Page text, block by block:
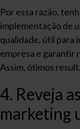
Por essa razão,
implementação de
qualidade, útil para
empresa e garantir
Assim, ótimos
4. Reveja
marketing